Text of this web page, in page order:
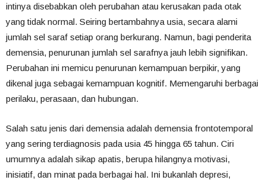
intinya disebabkan oleh perubahan atau kerusakan pada otak
yang tidak normal. Seiring bertambahnya usia, secara alami
jumlah sel saraf setiap orang berkurang. Namun, bagi penderita
demensia, penurunan jumlah sel sarafnya jauh lebih signifikan.
Perubahan ini memicu penurunan kemampuan berpikir, yang
dikenal juga sebagai kemampuan kognitif. Memengaruhi berbagai
perilaku, perasaan, dan hubungan.
Salah satu jenis dari demensia adalah demensia frontotemporal
yang sering terdiagnosis pada usia 45 hingga 65 tahun. Ciri
umumnya adalah sikap apatis, berupa hilangnya motivasi,
inisiatif, dan minat pada berbagai hal. Ini bukanlah depresi,